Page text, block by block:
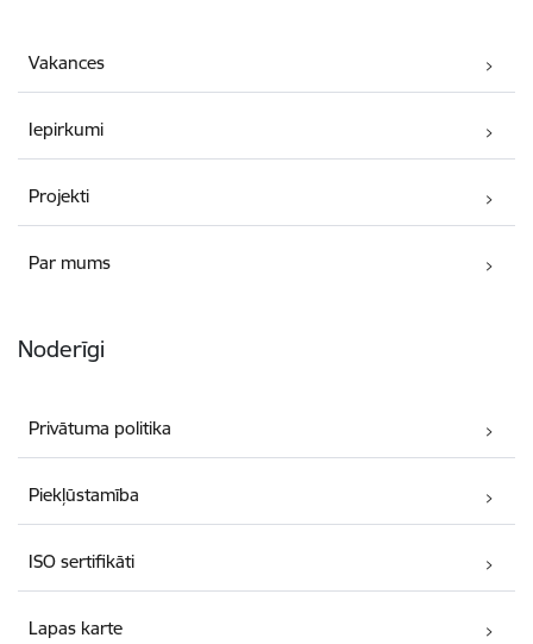
Vakances
Iepirkumi
Projekti
Par mums
Noderīgi
Privātuma politika
Piekļūstamība
ISO sertifikāti
Lapas karte